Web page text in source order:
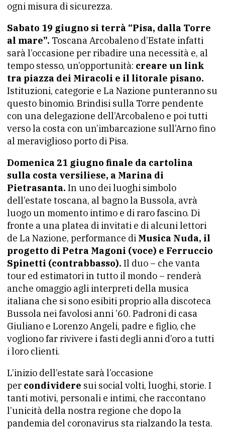
ogni misura di sicurezza.
Sabato 19 giugno si terrà “Pisa, dalla Torre
al mare”. Toscana Arcobaleno d’Estate infatti
sarà l’occasione per ribadire una necessità e, al
tempo stesso, un’opportunità: creare un link
tra piazza dei Miracoli e il litorale pisano.
Istituzioni, categorie e La Nazione punteranno su
questo binomio. Brindisi sulla Torre pendente
con una delegazione dell’Arcobaleno e poi tutti
verso la costa con un’imbarcazione sull’Arno fino
al meraviglioso porto di Pisa.
Domenica 21 giugno finale da cartolina
sulla costa versiliese, a Marina di
Pietrasanta. In uno dei luoghi simbolo
dell’estate toscana, al bagno la Bussola, avrà
luogo un momento intimo e di raro fascino. Di
fronte a una platea di invitati e di alcuni lettori
de La Nazione, performance di Musica Nuda, il
progetto di Petra Magoni (voce) e Ferruccio
Spinetti (contrabbasso). Il duo – che vanta
tour ed estimatori in tutto il mondo – renderà
anche omaggio agli interpreti della musica
italiana che si sono esibiti proprio alla discoteca
Bussola nei favolosi anni ’60. Padroni di casa
Giuliano e Lorenzo Angeli, padre e figlio, che
vogliono far rivivere i fasti degli anni d’oro a tutti
i loro clienti.
L’inizio dell’estate sarà l’occasione
per condividere sui social volti, luoghi, storie. I
tanti motivi, personali e intimi, che raccontano
l’unicità della nostra regione che dopo la
pandemia del coronavirus sta rialzando la testa.